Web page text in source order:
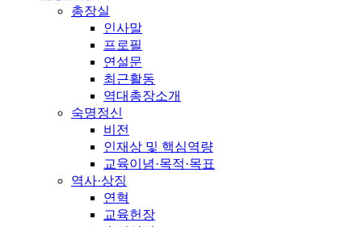
총장실
인사말
프로필
연설문
최근활동
역대총장소개
숙명정신
비전
인재상 및 핵심역량
교육이념·목적·목표
역사·상징
연혁
교육헌장